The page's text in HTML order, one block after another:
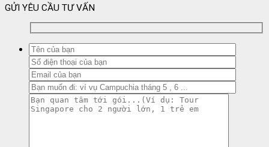
GỬI YÊU CẦU TƯ VẤN